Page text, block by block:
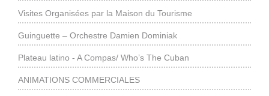
Visites Organisées par la Maison du Tourisme
Guinguette – Orchestre Damien Dominiak
Plateau latino - A Compas/ Who’s The Cuban
ANIMATIONS COMMERCIALES